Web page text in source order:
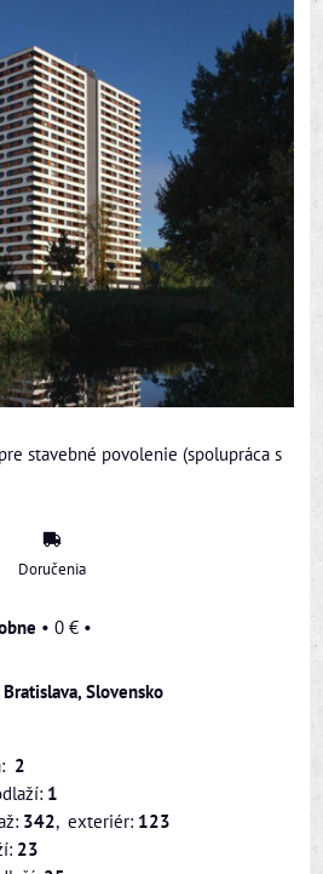
stavebné povolenie (spolupráca s
Doručenia
• 0 € •
Slovensko
2
1
342, exteriér: 123
23